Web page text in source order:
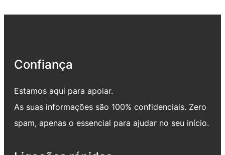
Confiança
Estamos aqui para apoiar.
As suas informações são 100% confidenciais. Zero
spam, apenas o essencial para ajudar no seu início.